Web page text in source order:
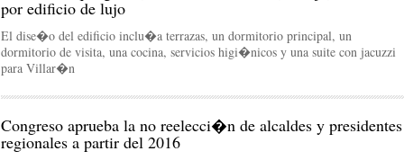
por edificio de lujo
El dise�o del edificio inclu�a terrazas, un dormitorio principal, un
dormitorio de visita, una cocina, servicios higi�nicos y una suite con jacuzzi
para Villar�n
Congreso aprueba la no reelecci�n de alcaldes y presidentes
regionales a partir del 2016